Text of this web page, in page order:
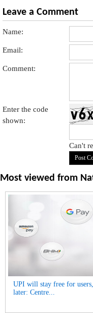
Leave a Comment
Name:
Email:
Comment:
Enter the code
shown:
Can't
Most viewed from
UPI will stay free for
later: Centre...